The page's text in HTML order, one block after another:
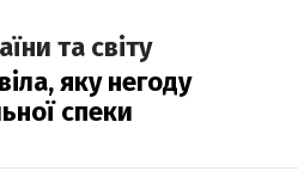
та світу
яку негоду
спеки